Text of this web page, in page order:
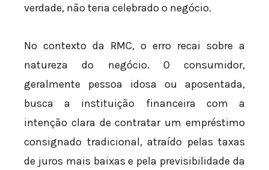
verdade, não teria celebrado o negócio.
No contexto da RMC, o erro recai sobre a
natureza do negócio. O consumidor,
geralmente pessoa idosa ou aposentada,
busca a instituição financeira com a
intenção clara de contratar um empréstimo
consignado tradicional, atraído pelas taxas
de juros mais baixas e pela previsibilidade da